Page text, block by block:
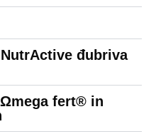
đubriva
fert® in